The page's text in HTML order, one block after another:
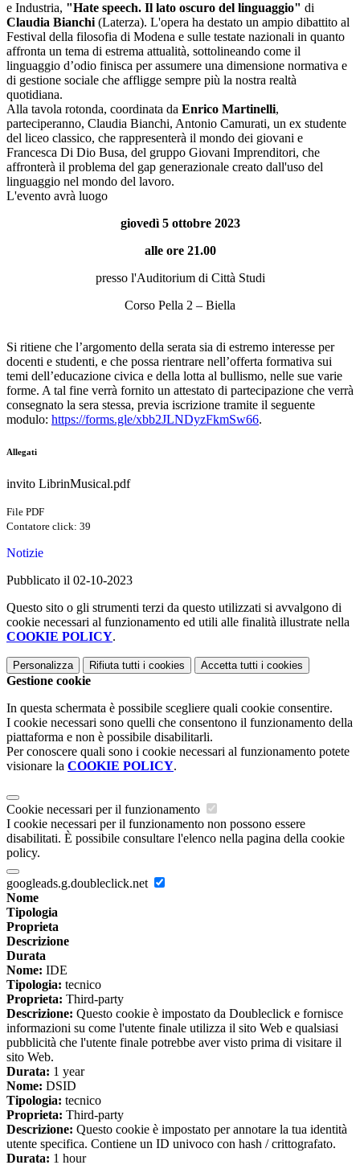
e Industria, "Hate speech. Il lato oscuro del linguaggio" di
Claudia Bianchi (Laterza). L'opera ha destato un ampio dibattito al
Festival della filosofia di Modena e sulle testate nazionali in quanto
affronta un tema di estrema attualità, sottolineando come il
linguaggio d’odio finisca per assumere una dimensione normativa e
di gestione sociale che affligge sempre più la nostra realtà
quotidiana.
Alla tavola rotonda, coordinata da Enrico Martinelli,
parteciperanno, Claudia Bianchi, Antonio Camurati, un ex studente
del liceo classico, che rappresenterà il mondo dei giovani e
Francesca Di Dio Busa, del gruppo Giovani Imprenditori, che
affronterà il problema del gap generazionale creato dall'uso del
linguaggio nel mondo del lavoro.
L'evento avrà luogo
giovedì 5 ottobre 2023
alle ore 21.00
presso l'Auditorium di Città Studi
Corso Pella 2 – Biella
Si ritiene che l’argomento della serata sia di estremo interesse per
docenti e studenti, e che possa rientrare nell’offerta formativa sui
temi dell’educazione civica e della lotta al bullismo, nelle sue varie
forme. A tal fine verrà fornito un attestato di partecipazione che verrà
consegnato la sera stessa, previa iscrizione tramite il seguente
modulo: https://forms.gle/xbb2JLNDyzFkmSw66.
Allegati
invito LibrinMusical.pdf
File PDF
Contatore click: 39
Notizie
Pubblicato il 02-10-2023
Questo sito o gli strumenti terzi da questo utilizzati si avvalgono di
cookie necessari al funzionamento ed utili alle finalità illustrate nella
COOKIE POLICY.
Personalizza Rifiuta tutti i cookies Accetta tutti i cookies
Gestione cookie
In questa schermata è possibile scegliere quali cookie consentire.
I cookie necessari sono quelli che consentono il funzionamento della
piattaforma e non è possibile disabilitarli.
Per conoscere quali sono i cookie necessari al funzionamento potete
visionare la COOKIE POLICY.
Cookie necessari per il funzionamento
I cookie necessari per il funzionamento non possono essere
disabilitati. È possibile consultare l'elenco nella pagina della cookie
policy.
googleads.g.doubleclick.net
Nome
Tipologia
Proprieta
Descrizione
Durata
Nome: IDE
Tipologia: tecnico
Proprieta: Third-party
Descrizione: Questo cookie è impostato da Doubleclick e fornisce
informazioni su come l'utente finale utilizza il sito Web e qualsiasi
pubblicità che l'utente finale potrebbe aver visto prima di visitare il
sito Web.
Durata: 1 year
Nome: DSID
Tipologia: tecnico
Proprieta: Third-party
Descrizione: Questo cookie è impostato per annotare la tua identità
utente specifica. Contiene un ID univoco con hash / crittografato.
Durata: 1 hour